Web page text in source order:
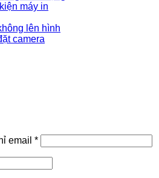
máy in
lên hình
camera
email *